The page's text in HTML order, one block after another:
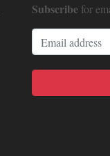
Subscribefor